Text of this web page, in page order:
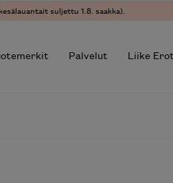
suljettu 1.8. saakka).
Palvelut Liike